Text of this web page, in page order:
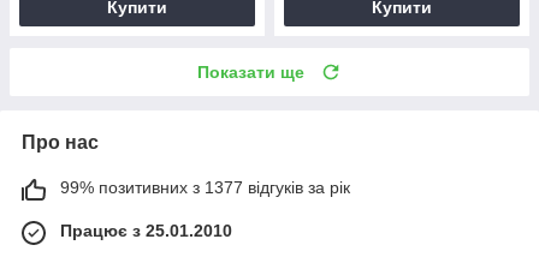
Купити Купити
Показати ще
Про нас
99% позитивних з 1377 відгуків за рік
Працює з 25.01.2010